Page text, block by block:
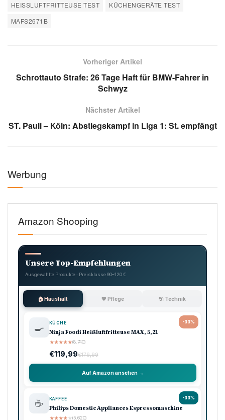
HEISSLUFTFRITTEUSE TEST
KÜCHENGERÄTE TEST
MAFS2671B
Vorheriger Artikel
Schrottauto Strafe: 26 Tage Haft für BMW-Fahrer in
Schwyz
Nächster Artikel
ST. Pauli – Köln: Abstiegskampf in Liga 1: St. empfängt
Werbung
Amazon Shooping
Unsere Top-Empfehlungen
Ausgewählte Produkte · Preisklasse 90–120 €
🏠 Haushalt 💖 Pflege 🔌 Technik
-33%
🍳 KÜCHE
Ninja Foodi Heißluftfritteuse MAX, 5,2L
★★★★★(8.740)
€119,99€179,99
Auf Amazon ansehen →
-33%
☕ KAFFEE
Philips Domestic Appliances Espressomaschine
★★★★★(5.620)